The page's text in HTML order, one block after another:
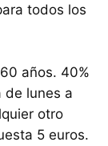
todos los
años. 40%
de lunes a
otro
5 euros.